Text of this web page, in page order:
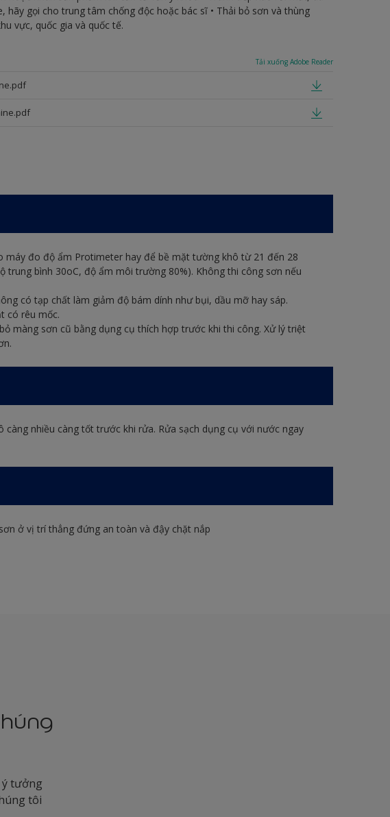
hãy gọi cho trung tâm chống độc hoặc bác sĩ • Thải bỏ sơn và thùng
vực, quốc gia và quốc tế.
Tải xuống Adobe Reader
máy đo độ ẩm Protimeter hay để bề mặt tường khô từ 21 đến 28
trung bình 30oC, độ ẩm môi trường 80%). Không thi công sơn nếu
có tạp chất làm giảm độ bám dính như bụi, dầu mỡ hay sáp.
có rêu mốc.
màng sơn cũ bằng dụng cụ thích hợp trước khi thi công. Xử lý triệt
càng nhiều càng tốt trước khi rửa. Rửa sạch dụng cụ với nước ngay
ở vị trí thẳng đứng an toàn và đậy chặt nắp
ý tưởng
tôi